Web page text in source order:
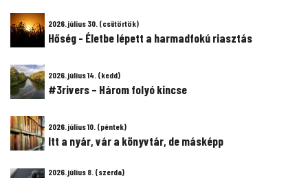
2026. július 30. (csütörtök)
Hőség - Életbe lépett a harmadfokú riasztás
2026. július 14. (kedd)
#3rivers – Három folyó kincse
2026. július 10. (péntek)
Itt a nyár, vár a könyvtár, de másképp
2026. július 8. (szerda)